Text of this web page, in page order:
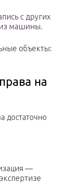
с других
из машины.
объекты:
на
достаточно
—